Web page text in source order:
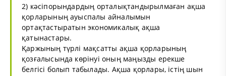
2) кәсіпорындардың орталықтандырылмаған ақша
қорларының ауыспалы айналымын
ортақтастыратын экономикалық ақша
қатынастары.
Қаржының түрлi мақсатты ақша қорларының
қозғалысында көрiнуi оның маңызды ерекше
белгiсi болып табылады. Ақша қорлары, iстiң шын